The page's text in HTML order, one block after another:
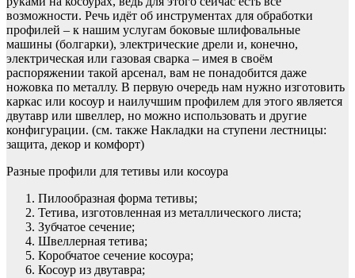
возможности. Речь идёт об инструментах для обработки
профилей – к нашим услугам боковые шлифовальные
машины (болгарки), электрические дрели и, конечно,
электрическая или газовая сварка – имея в своём
распоряжении такой арсенал, вам не понадобится даже
ножовка по металлу. В первую очередь нам нужно изготовить
каркас или косоур и наилучшим профилем для этого является
двутавр или швеллер, но можно использовать и другие
конфигурации. (см. также Накладки на ступени лестницы:
защита, декор и комфорт)
Разные профили для тетивы или косоура
Пилообразная форма тетивы;
Тетива, изготовленная из металлического листа;
Зубчатое сечение;
Швеллерная тетива;
Коробчатое сечение косоура;
Косоур из двутавра;